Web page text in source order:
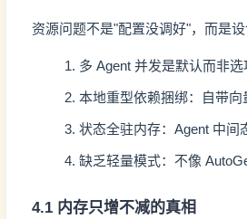
资源问题不是"配置没调好"，而是
多 Agent 并发是默认而非
本地重型依赖捆绑：自带
状态全驻内存：Agent 中间
缺乏轻量模式：不像
4.1 内存只增不减的真相